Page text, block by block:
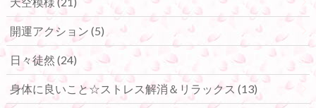
開運アクション (5)
日々徒然 (24)
身体に良いこと☆ストレス解消＆リラックス (13)